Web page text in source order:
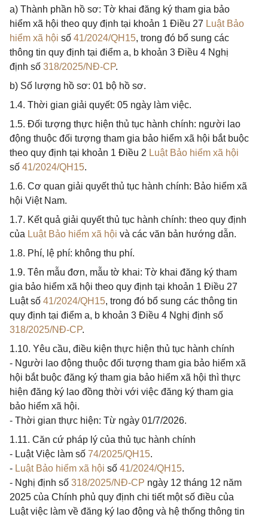
a) Thành phần hồ sơ: Tờ khai đăng ký tham gia bảo
hiểm xã hội theo quy định tại khoản 1 Điều 27 Luật Bảo
hiểm xã hội số 41/2024/QH15, trong đó bổ sung các
thông tin quy định tại điểm a, b khoản 3 Điều 4 Nghị
định số 318/2025/NĐ-CP.
b) Số lượng hồ sơ: 01 bộ hồ sơ.
1.4. Thời gian giải quyết: 05 ngày làm việc.
1.5. Đối tượng thực hiện thủ tục hành chính: người lao
động thuộc đối tượng tham gia bảo hiểm xã hội bắt buộc
theo quy định tại khoản 1 Điều 2 Luật Bảo hiểm xã hội
số 41/2024/QH15.
1.6. Cơ quan giải quyết thủ tục hành chính: Bảo hiểm xã
hội Việt Nam.
1.7. Kết quả giải quyết thủ tục hành chính: theo quy định
của Luật Bảo hiểm xã hội và các văn bản hướng dẫn.
1.8. Phí, lệ phí: không thu phí.
1.9. Tên mẫu đơn, mẫu tờ khai: Tờ khai đăng ký tham
gia bảo hiểm xã hội theo quy định tại khoản 1 Điều 27
Luật số 41/2024/QH15, trong đó bổ sung các thông tin
quy định tại điểm a, b khoản 3 Điều 4 Nghị định số
318/2025/NĐ-CP.
1.10. Yêu cầu, điều kiện thực hiện thủ tục hành chính
- Người lao động thuộc đối tượng tham gia bảo hiểm xã
hội bắt buộc đăng ký tham gia bảo hiểm xã hội thì thực
hiện đăng ký lao đồng thời với việc đăng ký tham gia
bảo hiểm xã hội.
- Thời gian thực hiện: Từ ngày 01/7/2026.
1.11. Căn cứ pháp lý của thủ tục hành chính
- Luật Việc làm số 74/2025/QH15.
- Luật Bảo hiểm xã hội số 41/2024/QH15.
- Nghị định số 318/2025/NĐ-CP ngày 12 tháng 12 năm
2025 của Chính phủ quy định chi tiết một số điều của
Luật việc làm về đăng ký lao động và hệ thống thông tin